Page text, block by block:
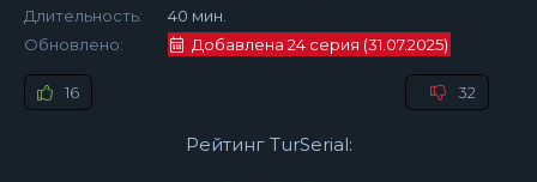
Длительность:
40 мин.
Обновлено:
Добавлена 24 серия (31.07.2025)
16 32
Рейтинг TurSerial: